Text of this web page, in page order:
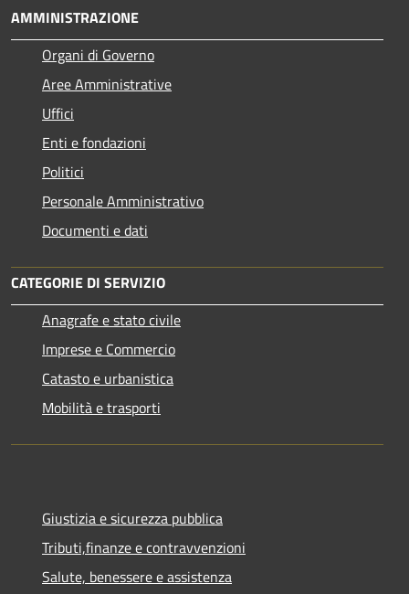
AMMINISTRAZIONE
Organi di Governo
Aree Amministrative
Uffici
Enti e fondazioni
Politici
Personale Amministrativo
Documenti e dati
CATEGORIE DI SERVIZIO
Anagrafe e stato civile
Imprese e Commercio
Catasto e urbanistica
Mobilità e trasporti
Giustizia e sicurezza pubblica
Tributi,finanze e contravvenzioni
Salute, benessere e assistenza